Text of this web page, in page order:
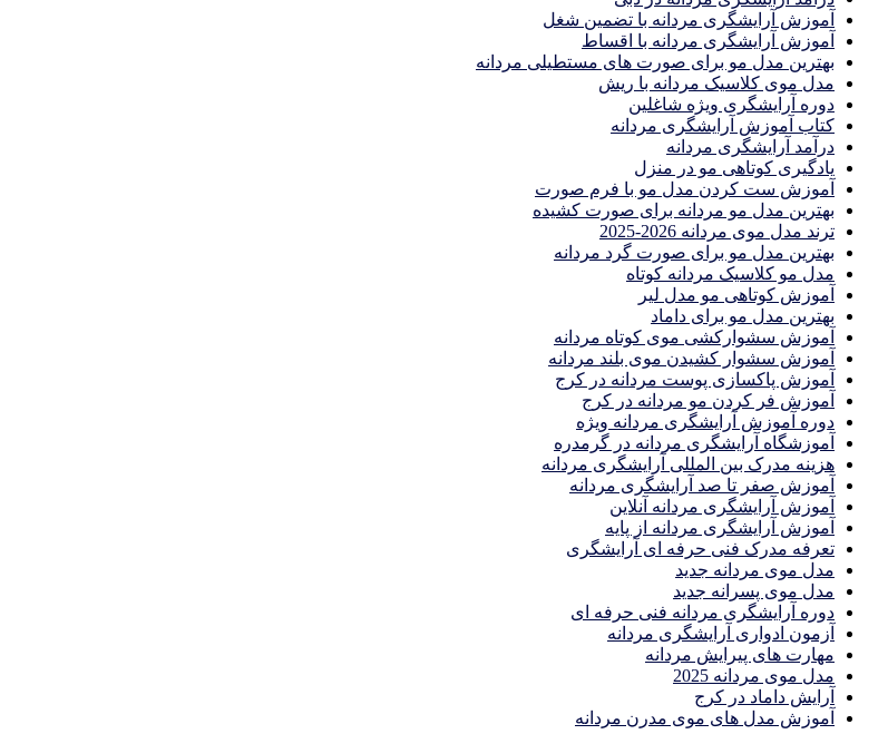
آموزش آرایشگری مردانه با تضمین شغل
آموزش آرایشگری مردانه با اقساط
بهترین مدل مو برای صورت های مستطیلی مردانه
مدل موی کلاسیک مردانه با ریش
دوره آرایشگری ویژه شاغلین
کتاب آموزش آرایشگری مردانه
درآمد آرایشگری مردانه
یادگیری كوتاهى مو در منزل
آموزش ست كردن مدل مو با فرم صورت
بهترین مدل مو مردانه برای صورت کشیده
ترند مدل موی مردانه 2026-2025
بهترين مدل مو براى صورت گرد مردانه
مدل مو کلاسیک مردانه کوتاه
آموزش کوتاهی مو مدل لیر
بهترین مدل مو برای داماد
آموزش سشوارکشی موی کوتاه مردانه
آموزش سشوار کشیدن موی بلند مردانه
آموزش پاکسازی پوست مردانه در کرج
آموزش فر کردن مو مردانه در کرج
دوره آموزش آرایشگری مردانه ویژه
آموزشگاه آرایشگری مردانه در گرمدره
هزینه مدرک بین المللی آرایشگری مردانه
آموزش صفر تا صد آرایشگری مردانه
آموزش آرایشگری مردانه آنلاین
آموزش آرایشگری مردانه از پایه
تعرفه مدرک فنی حرفه ای آرایشگری
مدل موی مردانه جدید
مدل موی پسرانه جدید
دوره آرایشگری مردانه فنی حرفه ای
آزمون ادواری آرایشگری مردانه
مهارت های پیرایش مردانه
مدل موی مردانه 2025
آرایش داماد در کرج
آموزش مدل های موی مدرن مردانه